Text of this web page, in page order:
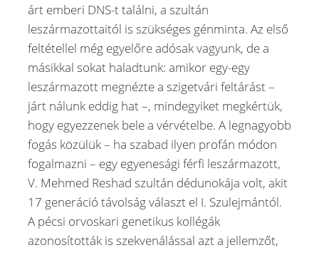
árt emberi DNS-t találni, a szultán
leszármazottaitól is szükséges génminta. Az első
feltétellel még egyelőre adósak vagyunk, de a
másikkal sokat haladtunk: amikor egy-egy
leszármazott megnézte a szigetvári feltárást –
járt nálunk eddig hat –, mindegyiket megkértük,
hogy egyezzenek bele a vérvételbe. A legnagyobb
fogás közülük – ha szabad ilyen profán módon
fogalmazni – egy egyenesági férfi leszármazott,
V. Mehmed Reshad szultán dédunokája volt, akit
17 generáció távolság választ el I. Szulejmántól.
A pécsi orvoskari genetikus kollégák
azonosították is szekvenálással azt a jellemzőt,